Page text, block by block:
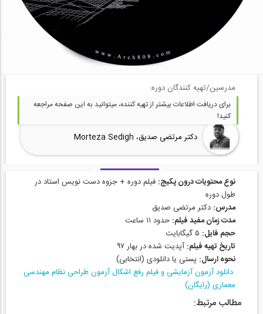
مدرسین/تهیه کنندگان دوره:
برای دریافت اطلاعات بیشتر از تهیه کننده، میتوانید به این صفحه مراجعه
کنید!
دکتر مرتضی صدیق، Morteza Sedigh
نوع محتویات درون پکیج: فیلم دوره + جزوه دست نویس استاد در
طول دوره
مدرس: دکتر مرتضی صدیق
مدت زمان مفید فیلم: حدود ۱۱ ساعت
حجم فایل:
تاریخ تهیه فیلم: آپدیت شده در بهار ۹۷
نحوه ارسال: پستی یا دانلودی (انتخابی)
دانلود آزمون آزمایشی و فیلم رفع اشکال آزمون طراحی نظام مهندسی
معماری (رایگان)
مطالب مرتبط: